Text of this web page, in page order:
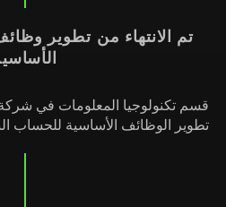
تم الانتهاء من تطوير
تطوير الوظائف الأساسية للحساب